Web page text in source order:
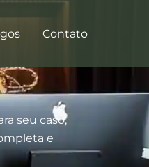
Contato
seu caso,
e